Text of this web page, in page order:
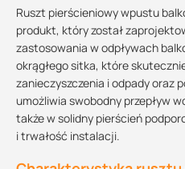
Ruszt pierścieniowy wpustu
produkt, który został
zastosowania w odpływach
okrągłego sitka, które
zanieczyszczenia i odpady oraz
umożliwia swobodny przepływ
także w solidny pierścień
i trwałość instalacji.